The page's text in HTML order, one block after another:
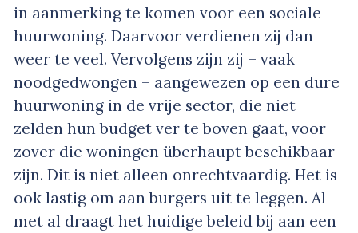
in aanmerking te komen voor een sociale
huurwoning. Daarvoor verdienen zij dan
weer te veel. Vervolgens zijn zij – vaak
noodgedwongen – aangewezen op een dure
huurwoning in de vrije sector, die niet
zelden hun budget ver te boven gaat, voor
zover die woningen überhaupt beschikbaar
zijn. Dit is niet alleen onrechtvaardig. Het is
ook lastig om aan burgers uit te leggen. Al
met al draagt het huidige beleid bij aan een